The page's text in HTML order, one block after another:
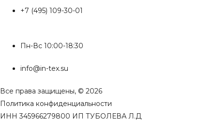
+7 (495) 109-30-01
Пн-Вс 10:00-18:30
info@in-tex.su
Все права защищены, © 2026
Политика конфиденциальности
ИНН 345966279800 ИП ТУБОЛЕВА Л.Д